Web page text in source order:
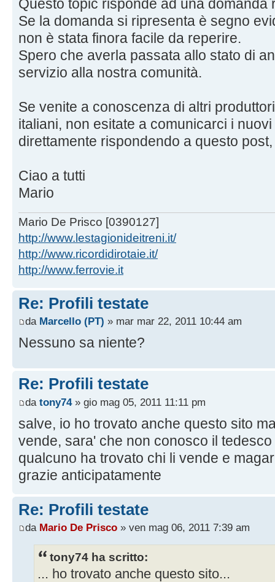
Questo topic risponde ad una domanda
Se la domanda si ripresenta è segno
non è stata finora facile da reperire.
Spero che averla passata allo stato di
servizio alla nostra comunità.
Se venite a conoscenza di altri
italiani, non esitate a comunicarci i
direttamente rispondendo a questo
Ciao a tutti
Mario
Mario De Prisco [0390127]
http://www.lestagionideitreni.it/
http://www.ricordidirotaie.it/
http://www.ferrovie.it
Re: Profili testate
da Marcello (PT) » mar mar 22, 2011 10:44 am
Nessuno sa niente?
Re: Profili testate
da tony74» gio mag 05, 2011 11:11 pm
salve, io ho trovato anche questo sito
vende, sara' che non conosco il tedesco
qualcuno ha trovato chi li vende e
grazie anticipatamente
Re: Profili testate
da Mario De Prisco » ven mag 06, 2011 7:39 am
tony74 ha scritto:
... ho trovato anche questo sito...